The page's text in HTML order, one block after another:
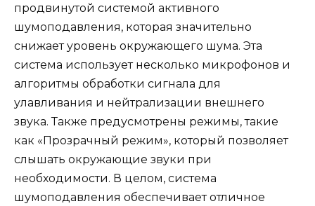
продвинутой системой активного
шумоподавления, которая значительно
снижает уровень окружающего шума. Эта
система использует несколько микрофонов и
алгоритмы обработки сигнала для
улавливания и нейтрализации внешнего
звука. Также предусмотрены режимы, такие
как «Прозрачный режим», который позволяет
слышать окружающие звуки при
необходимости. В целом, система
шумоподавления обеспечивает отличное